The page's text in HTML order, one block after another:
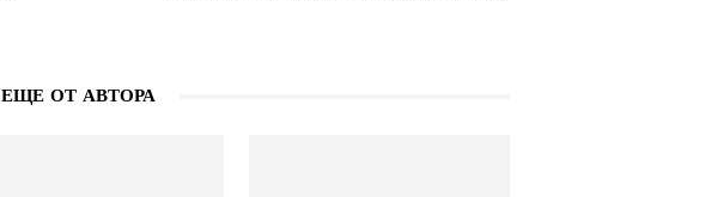
ЕЩЕ ОТ АВТОРА